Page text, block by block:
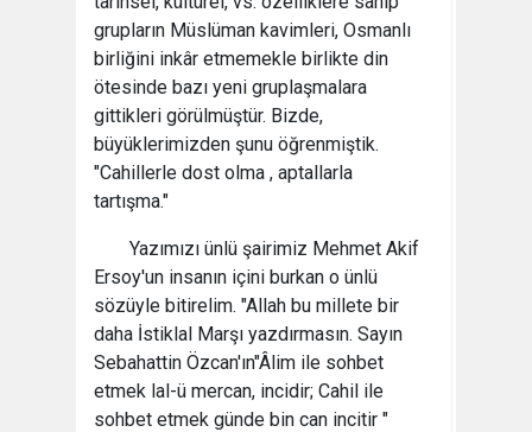
grupların Müslüman kavimleri, Osmanlı
birliğini inkâr etmemekle birlikte din
ötesinde bazı yeni gruplaşmalara
gittikleri görülmüştür. Bizde,
büyüklerimizden şunu öğrenmiştik.
"Cahillerle dost olma , aptallarla
tartışma."
Yazımızı ünlü şairimiz Mehmet Akif
Ersoy'un insanın içini burkan o ünlü
sözüyle bitirelim. "Allah bu millete bir
daha İstiklal Marşı yazdırmasın. Sayın
Sebahattin Özcan'ın"Âlim ile sohbet
etmek lal-ü mercan, incidir; Cahil ile
sohbet etmek günde bin can incitir "